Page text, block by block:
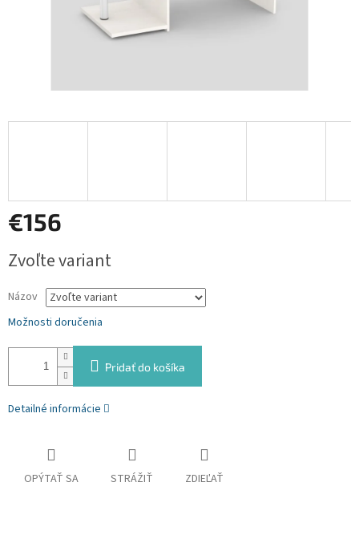
€156
cena:
Zvoľte variant
Názov
Možnosti doručenia
Pridať do košíka
Detailné informácie
OPÝTAŤ SA STRÁŽIŤ ZDIEĽAŤ